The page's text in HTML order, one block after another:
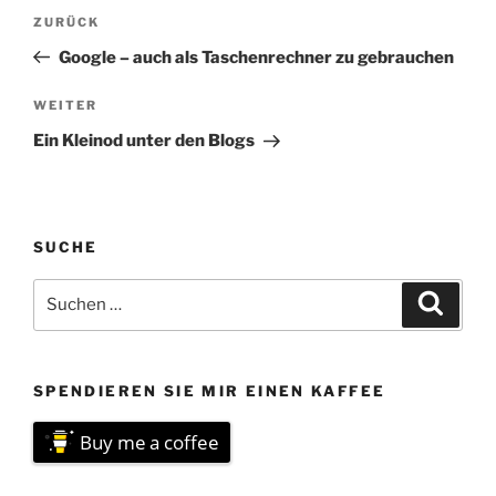
Beitragsnavigation
Vorheriger
Beitrag
ZURÜCK
Google – auch als Taschenrechner zu gebrauchen
Nächster
Beitrag
WEITER
Ein Kleinod unter den Blogs
SUCHE
nach:
SPENDIEREN SIE MIR EINEN KAFFEE
Buy me a coffee